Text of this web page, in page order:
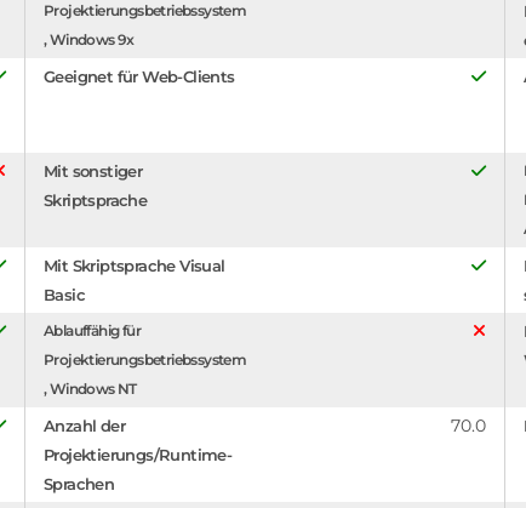
Projektierungsbetriebssystem
, Windows 9x
Geeignet für Web-Clients
Mit sonstiger
Skriptsprache
Mit Skriptsprache Visual
Basic
Ablauffähig für
Projektierungsbetriebssystem
, Windows NT
Anzahl der
Projektierungs/Runtime-
Sprachen
70.0